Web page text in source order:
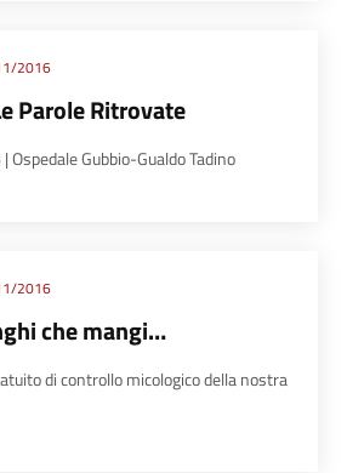
2016
Parole Ritrovate
Ospedale Gubbio-Gualdo Tadino
2016
che mangi…
di controllo micologico della nostra